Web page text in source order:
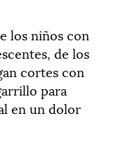
los niños con
de los
cortes con
para
en un dolor